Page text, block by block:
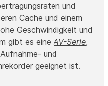
und
Cache und einem
Geschwindigkeit und
gibt es eine AV-Serie,
und
geeignet ist.